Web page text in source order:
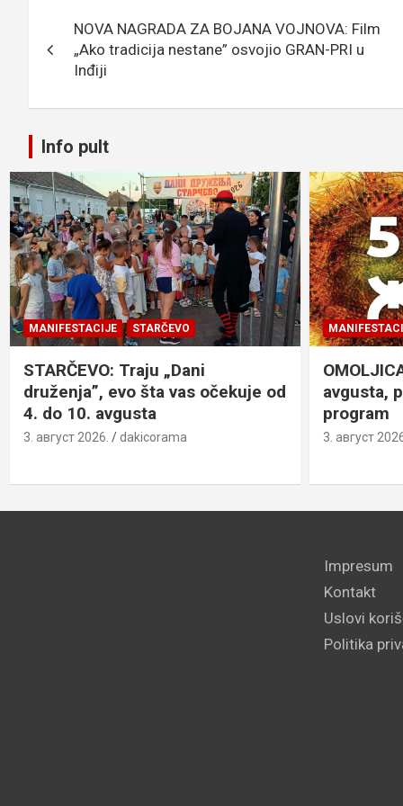
o
k
e
er
p
p
чланка
NOVA NAGRADA ZA BOJANA VOJNOVA: Film
„Ako tradicija nestane” osvojio GRAN-PRI u
Inđiji
Info pult
MANIFESTACIJE STARČEVO
STARČEVO: Traju „Dani
druženja”, evo šta vas očekuje od
4. do 10. avgusta
3. август 2026. dakicorama
avgusta,
program
3. август
Impresum
Kontakt
Uslovi
Politika